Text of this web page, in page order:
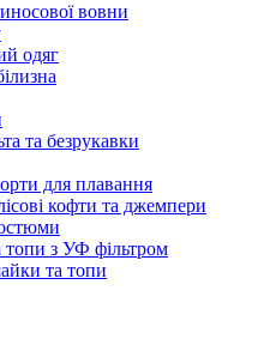
вовни
одяг
та безрукавки
для плавання
кофти та джемпери
топи з УФ фільтром
та топи